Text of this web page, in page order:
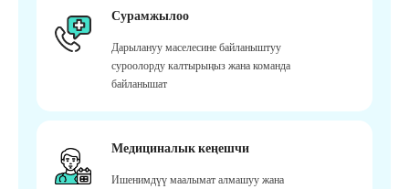
Сурамжылоо
Дарылануу маселесине байланыштуу
суроолорду калтырыңыз жана команда
байланышат
Медициналык кеңешчи
Ишенимдүү маалымат алмашуу жана